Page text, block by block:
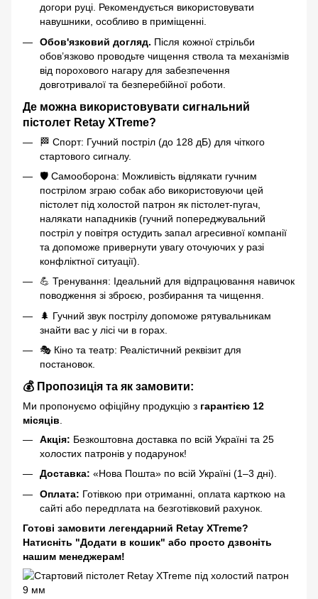
догори руці. Рекомендується використовувати
навушники, особливо в приміщенні.
Обов'язковий догляд. Після кожної стрільби
обов’язково проводьте чищення ствола та механізмів
від порохового нагару для забезпечення
довготривалої та безперебійної роботи.
Де можна використовувати сигнальний
пістолет Retay XTreme?
🏁 Спорт: Гучний постріл (до 128 дБ) для чіткого
стартового сигналу.
🛡️ Самооборона: Можливість відлякати гучним
пострілом зграю собак або використовуючи цей
пістолет під холостой патрон як пістолет-пугач,
налякати нападників (гучний попереджувальний
постріл у повітря остудить запал агресивної компанії
та допоможе привернути увагу оточуючих у разі
конфліктної ситуації).
💪 Тренування: Ідеальний для відпрацювання навичок
поводження зі зброєю, розбирання та чищення.
🌲 Гучний звук пострілу допоможе рятувальникам
знайти вас у лісі чи в горах.
🎭 Кіно та театр: Реалістичний реквізит для
постановок.
💰 Пропозиція та як замовити:
Ми пропонуємо офіційну продукцію з гарантією 12
місяців
Акція: Безкоштовна доставка по всій Україні та 25
холостих патронів у подарунок!
Доставка: «Нова Пошта» по всій Україні (1–3 дні).
Оплата: Готівкою при отриманні, оплата карткою на
сайті або передплата на безготівковий рахунок.
Готові замовити легендарний Retay XTreme?
Натисніть "Додати в кошик" або просто дзвоніть
нашим менеджерам!